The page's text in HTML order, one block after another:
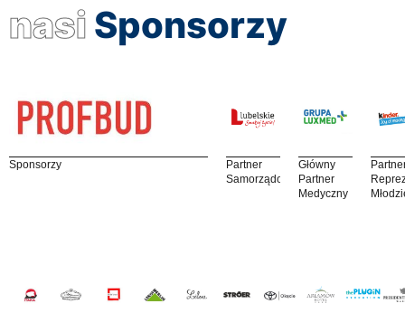
nasi Sponsorzy
Sponsorzy
Partner
Samorządowy
Główny
Partner
Medyczny